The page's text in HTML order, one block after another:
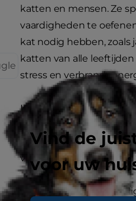
Vind de
voor uw
katten en mensen. Ze
vaardigheden te
kat nodig hebben,
katten van alle
stress en verbrandt
Kittens beginnen te
mensen en andere
weken oud zijn. Hier
voorkomende manieren
Besluipen. Katten